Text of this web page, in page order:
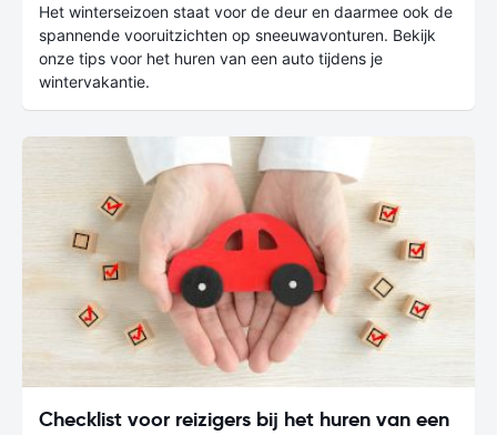
Het winterseizoen staat voor de deur en daarmee ook de
spannende vooruitzichten op sneeuwavonturen. Bekijk
onze tips voor het huren van een auto tijdens je
wintervakantie.
Checklist voor reizigers bij het huren van een